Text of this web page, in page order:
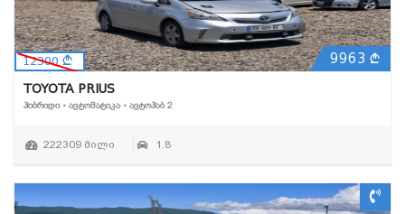
12300 9963
TOYOTA PRIUS
ᲰᲘᲑᲠᲘᲓᲘ • ᲐᲕᲢᲝᲛᲐᲢᲘᲙᲐ • ᲐᲕᲢᲝᲰᲐᲑ 2
222309 მილი 1.8